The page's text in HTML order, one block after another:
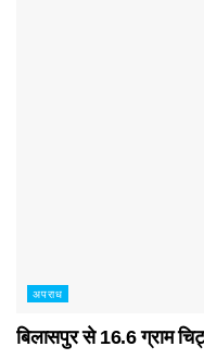
अपराध
बिलासपुर से 16.6 ग्राम